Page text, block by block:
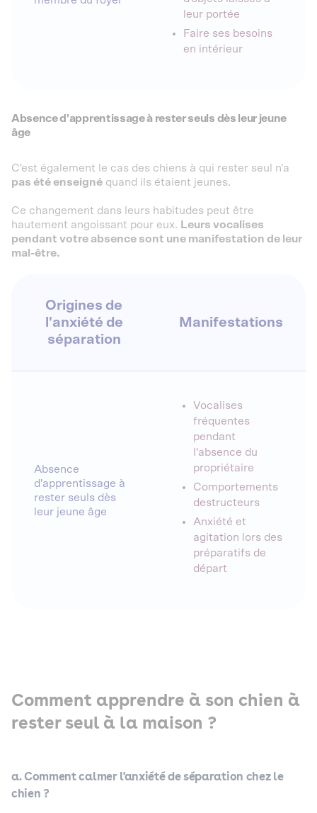
leur portée
Faire ses besoins
en intérieur
Absence d'apprentissage à rester seuls dès leur jeune
âge
C'est également le cas des chiens à qui rester seul n'a
pas été enseigné quand ils étaient jeunes.
Ce changement dans leurs habitudes peut être
hautement angoissant pour eux. Leurs vocalises
pendant votre absence sont une manifestation de leur
mal-être.
Origines de
l'anxiété de
séparation
Manifestations
Absence
d'apprentissage à
rester seuls dès
leur jeune âge
Vocalises
fréquentes
pendant
l'absence du
propriétaire
Comportements
destructeurs
Anxiété et
agitation lors des
préparatifs de
départ
Comment apprendre à son chien à
rester seul à la maison ?
a. Comment calmer l'anxiété de séparation chez le
chien ?